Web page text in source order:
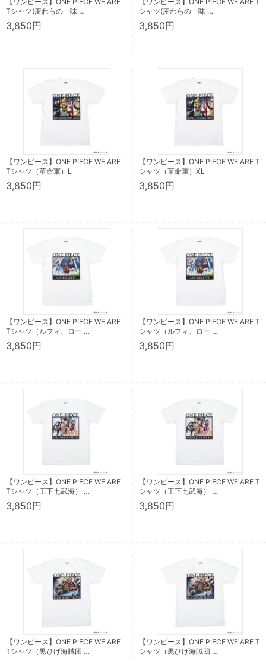
Tシャツ(麦わらの一味 …
3,850円
シャツ(麦わらの一味 …
3,850円
【ワンピース】ONE PIECE WE ARE
Tシャツ（革命軍）L
3,850円
【ワンピース】ONE PIECE WE ARE T
シャツ（革命軍）XL
3,850円
【ワンピース】ONE PIECE WE ARE
Tシャツ（ルフィ、ロー …
3,850円
【ワンピース】ONE PIECE WE ARE T
シャツ（ルフィ、ロー …
3,850円
【ワンピース】ONE PIECE WE ARE
Tシャツ（王下七武海） …
3,850円
【ワンピース】ONE PIECE WE ARE T
シャツ（王下七武海） …
3,850円
【ワンピース】ONE PIECE WE ARE
Tシャツ（黒ひげ海賊団 …
【ワンピース】ONE PIECE WE ARE T
シャツ（黒ひげ海賊団 …